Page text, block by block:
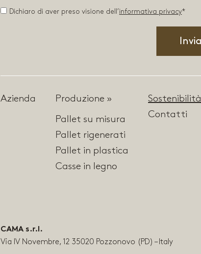
Dichiaro di aver preso visione dell’informativa privacy*
Azienda Produzione »
Pallet su misura
Pallet rigenerati
Pallet in plastica
Casse in legno
Sostenibilità
Contatti
CAMA s.r.l.
Via IV Novembre, 12 35020 Pozzonovo (PD) – Italy